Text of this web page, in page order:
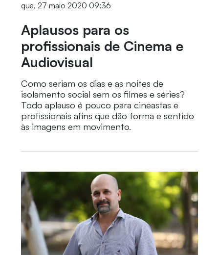
qua, 27 maio 2020 09:36
Aplausos para os
profissionais de Cinema e
Audiovisual
Como seriam os dias e as noites de
isolamento social sem os filmes e séries?
Todo aplauso é pouco para cineastas e
profissionais afins que dão forma e sentido
às imagens em movimento.